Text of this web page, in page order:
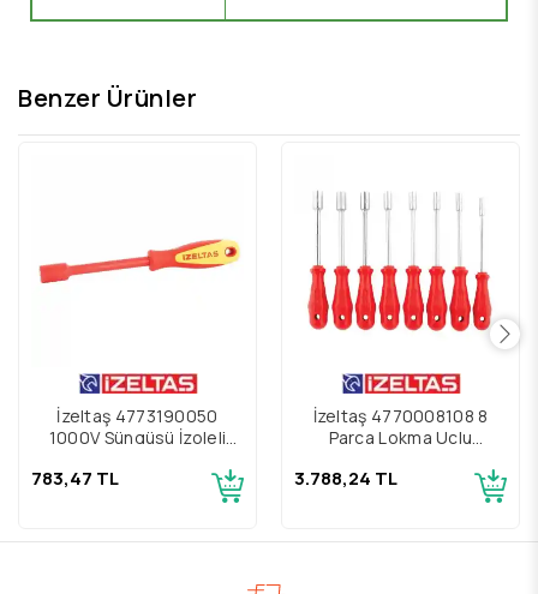
Benzer Ürünler
İzeltaş 4773190050
1000V Süngüsü İzoleli
Tornavida
783,47 TL
İzeltaş 4770008108 8
Parça Lokma Uçlu
3.788,24 TL